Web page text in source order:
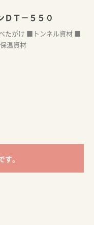
ＤＴ－５５０
たがけ ■トンネル資材 ■
温資材
。